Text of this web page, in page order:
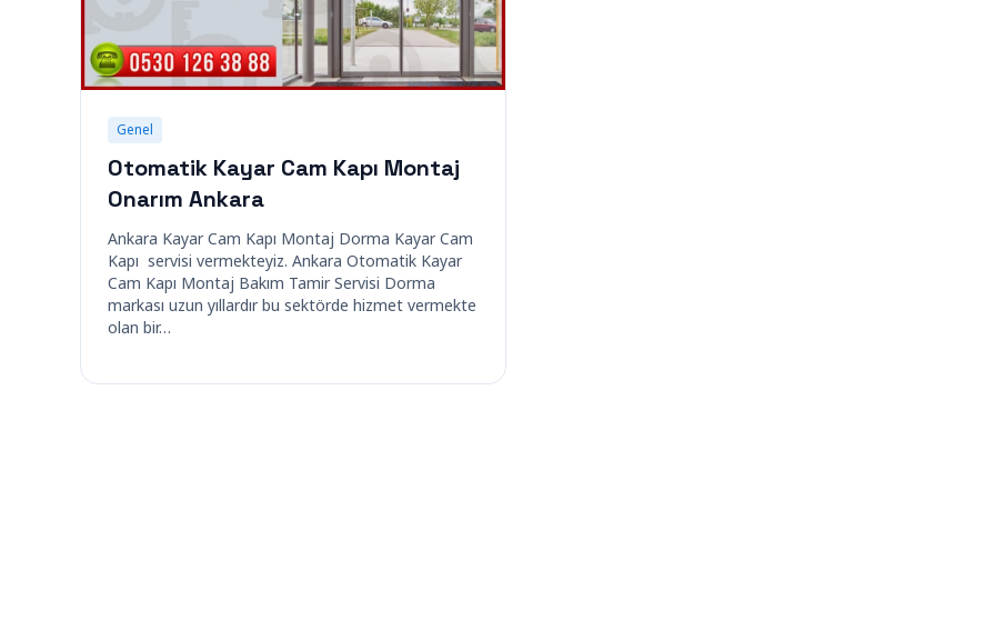
Genel
Otomatik Kayar Cam Kapı Montaj
Onarım Ankara
Ankara Kayar Cam Kapı Montaj Dorma Kayar Cam
Kapı servisi vermekteyiz. Ankara Otomatik Kayar
Cam Kapı Montaj Bakım Tamir Servisi Dorma
markası uzun yıllardır bu sektörde hizmet vermekte
olan bir…